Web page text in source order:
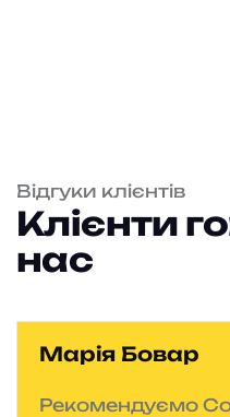
Відгуки клієнтів
Клієнти
нас
Марія Бовар
Рекомендуємо